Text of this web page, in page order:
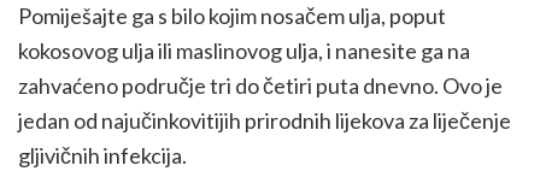
Pomiješajte ga s bilo kojim nosačem ulja, poput
kokosovog ulja ili maslinovog ulja, i nanesite ga na
zahvaćeno područje tri do četiri puta dnevno. Ovo je
jedan od najučinkovitijih prirodnih lijekova za liječenje
gljivičnih infekcija.